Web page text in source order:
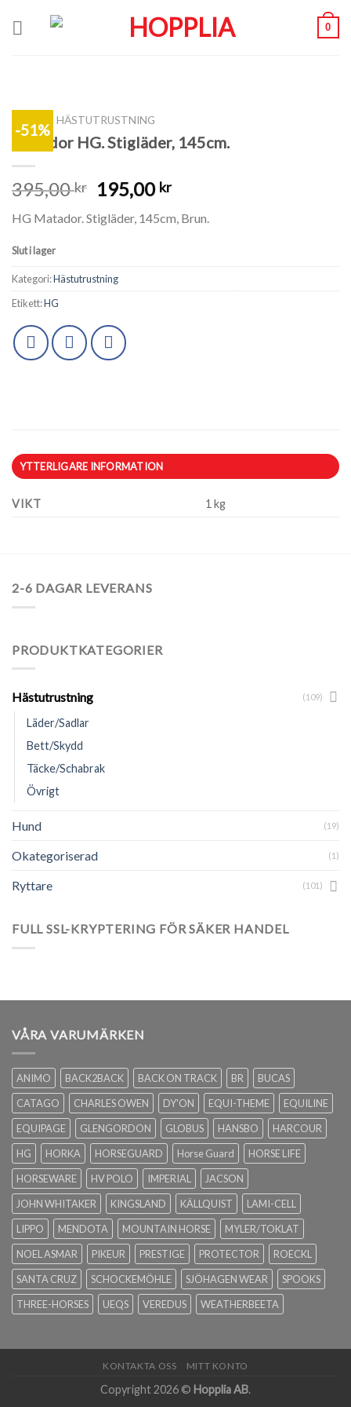
0
-51%
HÄSTUTRUSTNING
Matador HG. Stigläder, 145cm.
395,00kr 195,00 kr
HG Matador. Stigläder, 145cm, Brun.
Slut i lager
Kategori:Hästutrustning
Etikett:HG
YTTERLIGARE INFORMATION
VIKT 1 kg
2-6 DAGAR LEVERANS
PRODUKTKATEGORIER
Hästutrustning (109)
Läder/Sadlar
Bett/Skydd
Täcke/Schabrak
Övrigt
Hund (19)
Okategoriserad (1)
Ryttare (101)
FULL SSL-KRYPTERING FÖR SÄKER HANDEL
VÅRA VARUMÄRKEN
ANIMO BACK2BACK BACK ON TRACK BR
BUCAS
CATAGO
CHARLES OWEN DY'ON EQUI-THEME
EQUILINE
EQUIPAGE
GLENGORDON GLOBUS HANSBO
HARCOUR
HG
HORKA HORSEGUARD Horse Guard
HORSE LIFE
HORSEWARE
HV POLO IMPERIAL
JACSON
JOHN WHITAKER
KINGSLAND KÄLLQUIST
LAMI-CELL
LIPPO
MENDOTA MOUNTAIN HORSE
MYLER/TOKLAT
NOEL ASMAR
PIKEUR PRESTIGE PROTECTOR
ROECKL
SANTA CRUZ
SCHOCKEMÖHLE SJÖHAGEN WEAR
SPOOKS
THREE-HORSES
UEQS VEREDUS WEATHERBEETA
KONTAKTA OSS MITT KONTO
Copyright 2026 © Hopplia AB.